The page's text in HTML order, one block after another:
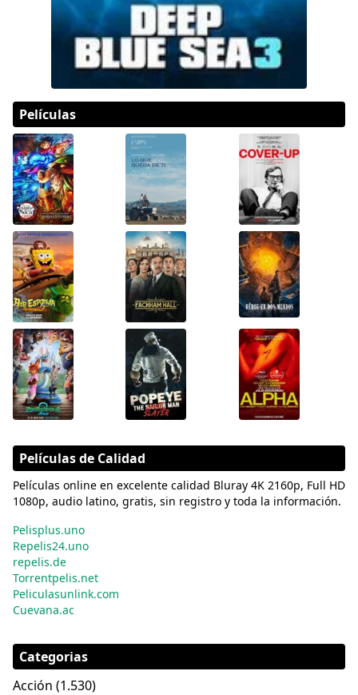
Películas
Películas de Calidad
Películas online en excelente calidad Bluray 4K 2160p, Full HD
1080p, audio latino, gratis, sin registro y toda la información.
Pelisplus.uno
Repelis24.uno
repelis.de
Torrentpelis.net
Peliculasunlink.com
Cuevana.ac
Categorias
Acción (1.530)